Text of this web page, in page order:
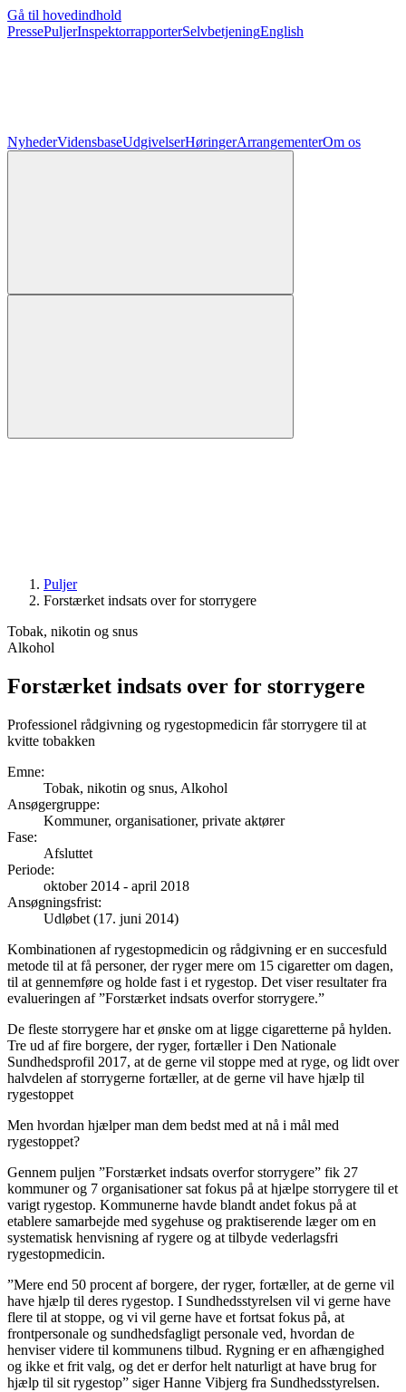
Gå til hovedindhold
PressePuljerInspektorrapporterSelvbetjeningEnglish
NyhederVidensbaseUdgivelserHøringerArrangementerOm os
Puljer
Forstærket indsats over for storrygere
Tobak, nikotin og snus
Alkohol
Forstærket indsats over for storrygere
Professionel rådgivning og rygestopmedicin får storrygere til at
kvitte tobakken
Emne:
Tobak, nikotin og snus, Alkohol
Ansøgergruppe:
Kommuner, organisationer, private aktører
Fase:
Afsluttet
Periode:
oktober 2014 - april 2018
Ansøgningsfrist:
Udløbet (17. juni 2014)
Kombinationen af rygestopmedicin og rådgivning er en succesfuld
metode til at få personer, der ryger mere om 15 cigaretter om dagen,
til at gennemføre og holde fast i et rygestop. Det viser resultater fra
evalueringen af ”Forstærket indsats overfor storrygere.”
De fleste storrygere har et ønske om at ligge cigaretterne på hylden.
Tre ud af fire borgere, der ryger, fortæller i Den Nationale
Sundhedsprofil 2017, at de gerne vil stoppe med at ryge, og lidt over
halvdelen af storrygerne fortæller, at de gerne vil have hjælp til
rygestoppet
Men hvordan hjælper man dem bedst med at nå i mål med
rygestoppet?
Gennem puljen ”Forstærket indsats overfor storrygere” fik 27
kommuner og 7 organisationer sat fokus på at hjælpe storrygere til et
varigt rygestop. Kommunerne havde blandt andet fokus på at
etablere samarbejde med sygehuse og praktiserende læger om en
systematisk henvisning af rygere og at tilbyde vederlagsfri
rygestopmedicin.
”Mere end 50 procent af borgere, der ryger, fortæller, at de gerne vil
have hjælp til deres rygestop. I Sundhedsstyrelsen vil vi gerne have
flere til at stoppe, og vi vil gerne have et fortsat fokus på, at
frontpersonale og sundhedsfagligt personale ved, hvordan de
henviser videre til kommunens tilbud. Rygning er en afhængighed
og ikke et frit valg, og det er derfor helt naturligt at have brug for
hjælp til sit rygestop” siger Hanne Vibjerg fra Sundhedsstyrelsen.